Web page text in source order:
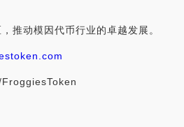
推动模因代币行业的卓越发展。